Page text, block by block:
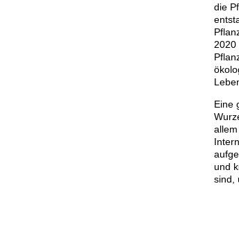
die
2020
Eine
und
sind,